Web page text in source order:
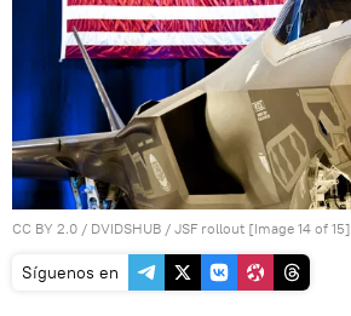
CC BY 2.0 / DVIDSHUB / JSF rollout [Image 14 of 15]
Síguenos en